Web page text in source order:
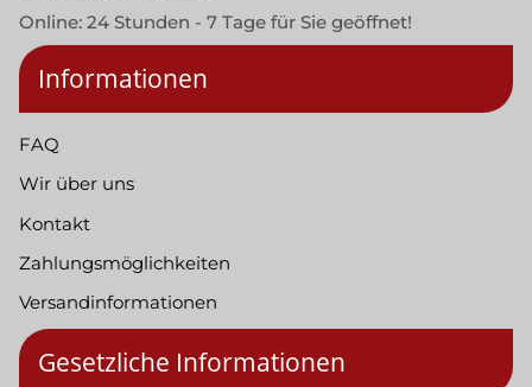
Online: 24 Stunden - 7 Tage für Sie geöffnet!
Informationen
FAQ
Wir über uns
Kontakt
Zahlungsmöglichkeiten
Versandinformationen
Gesetzliche Informationen